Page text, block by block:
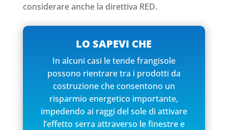
considerare anche la direttiva RED.
LO SAPEVI CHE
In alcuni casi le tende frangisole
possono rientrare tra i prodotti da
costruzione che consentono un
risparmio energetico importante,
impedendo ai raggi del sole di attivare
l’effetto serra attraverso le finestre e